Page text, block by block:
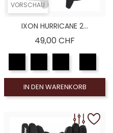
VORSCHAU
IXON HURRICANE 2...
49,00 CHF
IN DEN WARENKORB